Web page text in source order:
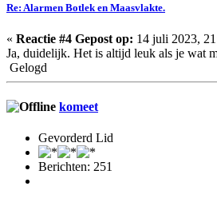
Re: Alarmen Botlek en Maasvlakte.
« Reactie #4 Gepost op: 14 juli 2023,
Ja, duidelijk. Het is altijd leuk als je wat
Gelogd
komeet
Gevorderd Lid
Berichten: 251